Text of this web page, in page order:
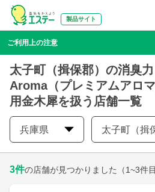
製品サイト
ご利用上の注意
太子町（揖保郡）の消臭
Aroma（プレミアムアロ
用金木犀を扱う店舗一覧
兵庫県 太子町（揖
3件の店舗が見つかりました （1~3件